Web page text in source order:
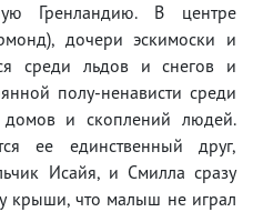
Гренландию. В центре
дочери эскимоски и
среди льдов и снегов и
полу-ненависти среди
домов и скоплений людей.
ее единственный друг,
Исайя, и Смилла сразу
крыши, что малыш не играл